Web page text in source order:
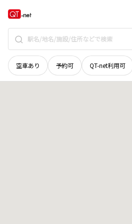
空車あり 予約可 QT-net利用可
山梨県